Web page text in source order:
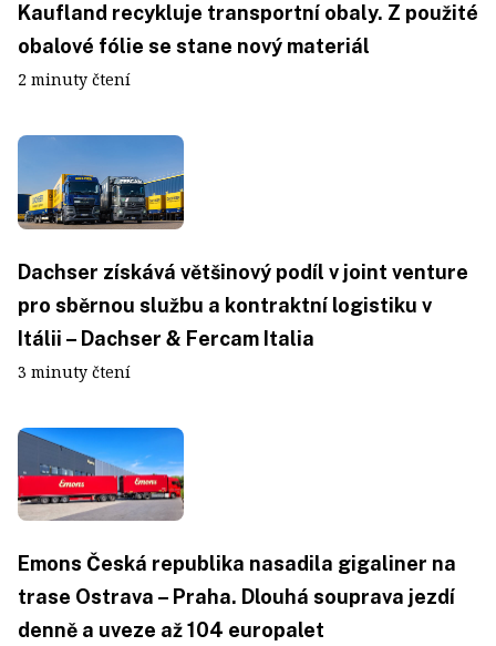
Kaufland recykluje transportní obaly. Z použité
obalové fólie se stane nový materiál
2 minuty čtení
Dachser získává většinový podíl v joint venture
pro sběrnou službu a kontraktní logistiku v
Itálii – Dachser & Fercam Italia
3 minuty čtení
Emons Česká republika nasadila gigaliner na
trase Ostrava – Praha. Dlouhá souprava jezdí
denně a uveze až 104 europalet